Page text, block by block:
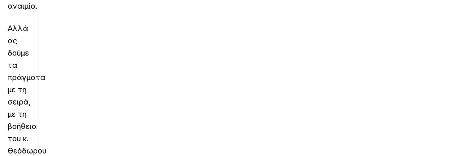
αναιμία.
Αλλά
ας
δούμε
τα
πράγματα
με τη
σειρά,
με τη
βοήθεια
του κ.
Θεόδωρου